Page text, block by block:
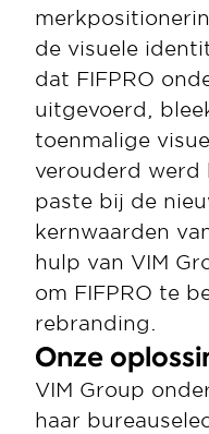
de visuele
dat FIFPRO
uitgevoerd,
toenmalige
verouderd werd
paste bij de
kernwaarden
hulp van VIM
om FIFPRO te
rebranding.
Onze
VIM Group
haar